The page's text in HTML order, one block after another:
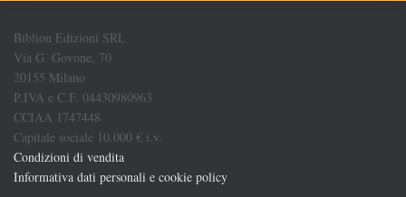
Biblion Edizioni SRL
Via G. Govone, 70
20155 Milano
P.IVA e C.F. 04430980963
CCIAA 1747448
Capitale sociale 10.000 € i.v.
Condizioni di vendita
Informativa dati personali e cookie policy